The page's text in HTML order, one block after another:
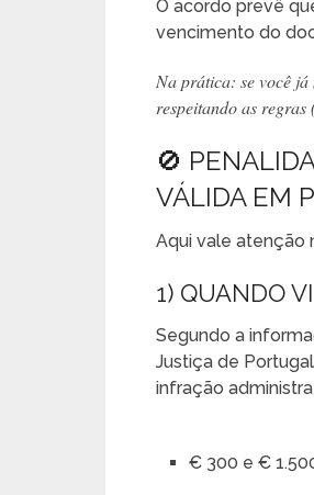
O acordo prevê
vencimento do
Na prática: se você
respeitando as
🚫
VÁLIDA EM
Aqui vale atenção
1) QUANDO
Segundo a
Justiça de
infração
€ 300 e €